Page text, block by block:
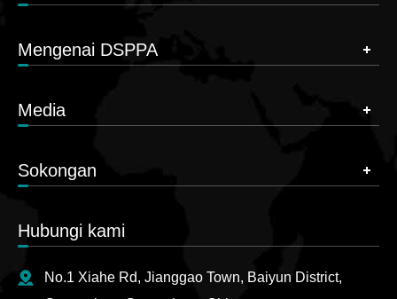
Mengenai DSPPA
Media
Sokongan
Hubungi kami
No.1 Xiahe Rd, Jianggao Town, Baiyun District,